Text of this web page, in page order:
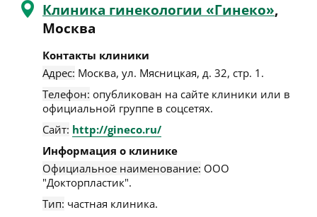
Клиника гинекологии «Гинеко»,
Москва
Контакты клиники
Адрес: Москва, ул. Мясницкая, д. 32, стр. 1 .
Телефон: опубликован на сайте клиники или в
официальной группе в соцсетях.
Сайт: http://gineco.ru/
Информация о клинике
Официальное наименование: ООО
"Докторпластик".
Тип: частная клиника.